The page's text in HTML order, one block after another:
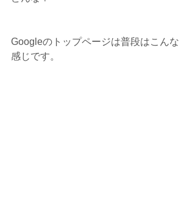
Googleのトップページは普段はこんな
感じです。